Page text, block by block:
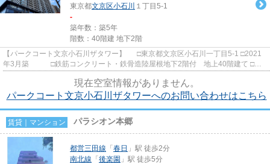
東京都文京区小石川 １丁目5-1
-
築年数：築5年
階数：40階建 地下2階
【パークコート文京小石川ザタワー】 □東京都文京区小石川一丁目5-1 □2021
年3月築 □鉄筋コンクリート・鉄骨造陸屋根地下2階付 地上40階建て □清
現在空室情報がありません。
パークコート文京小石川ザタワーへのお問い合わせはこちら
賃貸｜マンション パラシオン本郷
都営三田線 「 春日 」駅 徒歩2分
南北線 「 後楽園 」駅 徒歩5分